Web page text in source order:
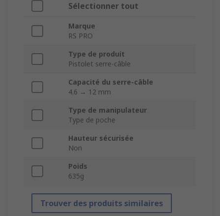
Sélectionner tout
Marque
RS PRO
Type de produit
Pistolet serre-câble
Capacité du serre-câble
4.6 → 12 mm
Type de manipulateur
Type de poche
Hauteur sécurisée
Non
Poids
635g
Trouver des produits similaires